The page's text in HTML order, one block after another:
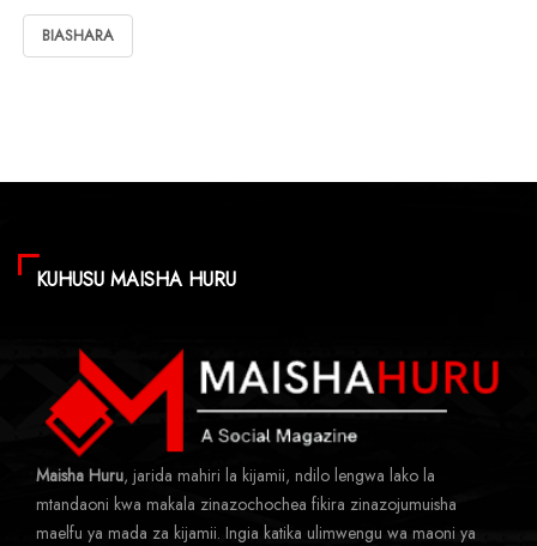
BIASHARA
KUHUSU MAISHA HURU
Maisha Huru, jarida mahiri la kijamii, ndilo lengwa lako la
mtandaoni kwa makala zinazochochea fikira zinazojumuisha
maelfu ya mada za kijamii. Ingia katika ulimwengu wa maoni ya